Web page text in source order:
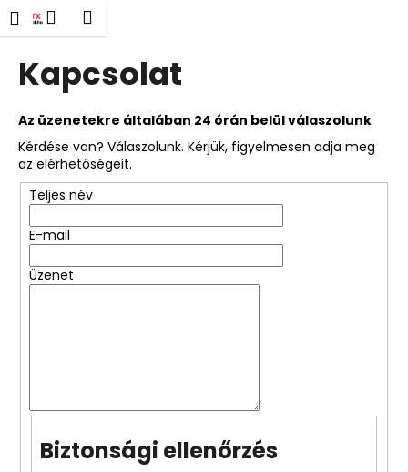
Ugrás
fő
tartalomhoz
Bejelentkezés
Kosár
Kapcsolat
Az üzenetekre általában 24 órán belül válaszolunk
Kérdése van? Válaszolunk. Kérjük, figyelmesen adja meg
az elérhetőségeit.
Teljes név
E-mail
Üzenet
Biztonsági ellenőrzés
K
o
i
t
k
e
e
s
?